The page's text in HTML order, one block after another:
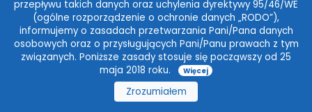
Gmina Eggesin
Niemcy
przepływu takich danych oraz uchylenia dyrektywy 95/46/WE
(ogólne rozporządzenie o ochronie danych „RODO”),
informujemy o zasadach przetwarzania Pani/Pana danych
osobowych oraz o przysługujących Pani/Panu prawach z tym
związanych. Poniższe zasady stosuje się począwszy od 25
maja 2018 roku.
Więcej
Zrozumiałem